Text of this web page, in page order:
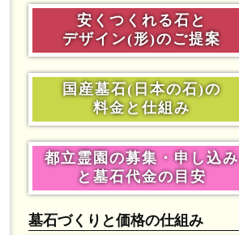
安くつくれる石と
デザイン(形)のご提案
国産墓石(日本の石)の
料金と仕組み
都立霊園の募集・申し込み
と墓石代金の目安
墓石づくりと価格の仕組み